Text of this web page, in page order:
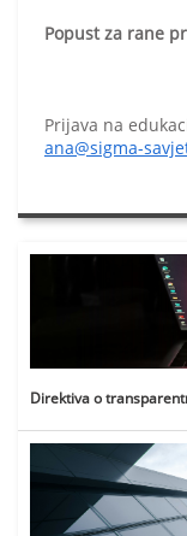
Popust za rane
Prijava na
ana@sigma-
Direktiva o